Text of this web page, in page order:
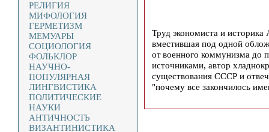
РЕЛИГИЯ
МИФОЛОГИЯ
ГЕРМЕТИЗМ
МЕМУАРЫ
СОЦИОЛОГИЯ
ФОЛЬКЛОР
НАУЧНО-
ПОПУЛЯРНАЯ
ЛИНГВИСТИКА
ПОЛИТИЧЕСКИЕ
НАУКИ
АНТИЧНОСТЬ
ВИЗАНТИНИСТИКА
Труд экономиста и
вместившая под одной
от военного коммунизма до
источниками, автор
существования СССР и
"почему все закончилось